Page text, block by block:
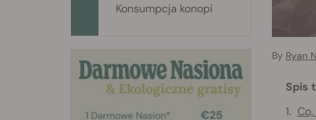
By Ryan
Spis
Konsumpcja konopi